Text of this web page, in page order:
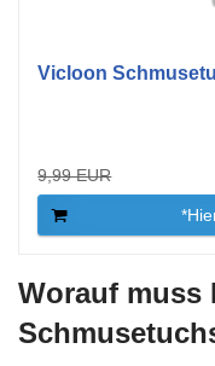
Vicloon
9,99 EUR
Worauf muss